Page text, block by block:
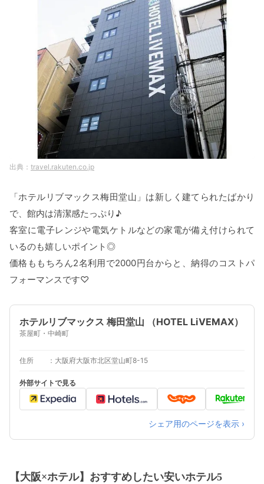
travel.rakuten.co.jp
「ホテルリブマックス梅田堂山」は新しく建てられたばかり
で、館内は清潔感たっぷり♪
客室に電子レンジや電気ケトルなどの家電が備え付けられて
いるのも嬉しいポイント◎
価格ももちろん2名利用で2000円台からと、納得のコストパ
フォーマンスです♡
ホテルリブマックス 梅田堂山 （HOTEL LiVEMAX）
茶屋町・中崎町
住所 大阪府大阪市北区堂山町8-15
外部サイトで見る
シェア用のページを表示 ›
【大阪×ホテル】おすすめしたい安いホテル5